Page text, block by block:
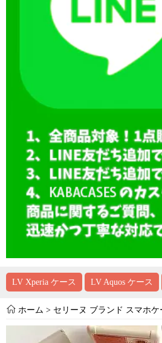
LV Xperia ケース LV Aquos ケース
ホーム > セリーヌ ブランド スマホケ